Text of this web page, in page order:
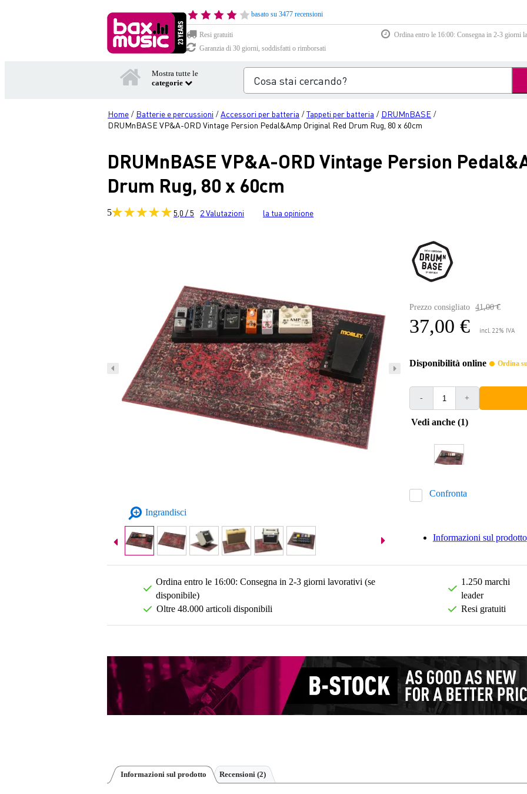
basato su 3477 recensioni
Resi gratuiti
Ordina entro le 16:00: Consegna in 2-3 giorni
Garanzia di 30 giorni, soddisfatti o rimborsati
Mostra tutte le
categorie
Home / Batterie e percussioni /Accessori per batteria /Tappeti per batteria / DRUMnBASE /
DRUMnBASE VP&A-ORD Vintage Persion Pedal&Amp Original Red Drum Rug, 80 x 60cm
DRUMnBASE VP&A-ORD Vintage Persion
Drum Rug, 80 x 60cm
5 5,0 / 5 2Valutazioni la tua opinione
Ingrandisci
Prezzo consigliato 41,00 €
37,00 € incl. 22% IVA
Disponibilità online Ordina
- +
Vedi anche (1)
Confronta
Informazioni sul prodotto
Ordina entro le 16:00: Consegna in 2-3 giorni lavorativi (se
disponibile)
Oltre 48.000 articoli disponibili
1.250 marchi
leader
Resi gratuiti
Informazioni sul prodotto Recensioni (2)